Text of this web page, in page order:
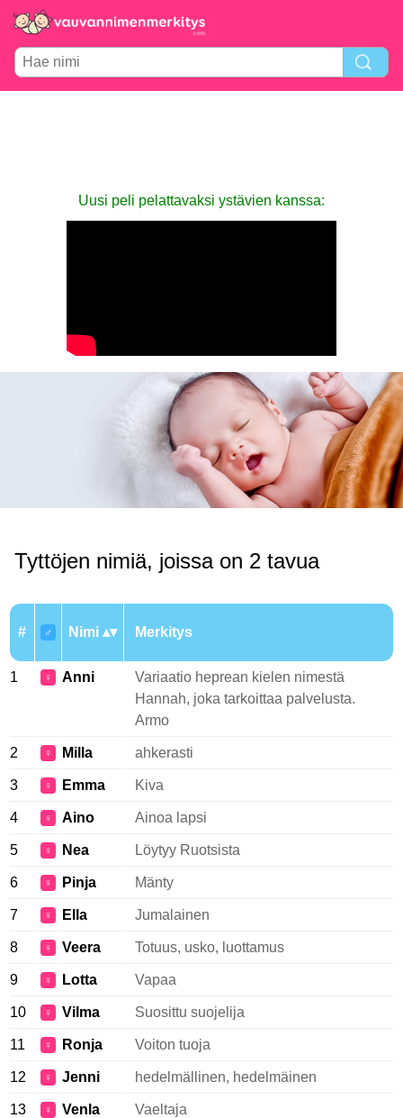
Uusi peli pelattavaksi ystävien kanssa:
Tyttöjen nimiä, joissa on 2 tavua
# ♂ Nimi Merkitys
1 ♀ Anni
Variaatio heprean kielen nimestä
Hannah, joka tarkoittaa palvelusta.
Armo
2 ♀ Milla ahkerasti
3 ♀ Emma Kiva
4 ♀ Aino Ainoa lapsi
5 ♀ Nea Löytyy Ruotsista
6 ♀ Pinja Mänty
7 ♀ Ella Jumalainen
8 ♀ Veera Totuus, usko, luottamus
9 ♀ Lotta Vapaa
10 ♀ Vilma Suosittu suojelija
11 ♀ Ronja Voiton tuoja
12 ♀ Jenni hedelmällinen, hedelmäinen
13 ♀ Venla Vaeltaja